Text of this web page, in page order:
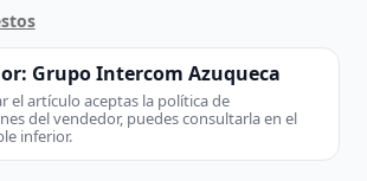
Grupo Intercom Azuqueca
el artículo aceptas la política de
del vendedor, puedes consultarla en el
inferior.